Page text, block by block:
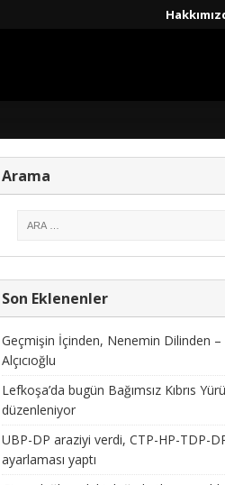
Arama
Son Eklenenler
Geçmişin İçinden, Nenemin Dilinden –
Alçıcıoğlu
Lefkoşa’da bugün Bağımsız Kıbrıs
düzenleniyor
UBP-DP araziyi verdi, CTP-HP-TDP-
ayarlaması yaptı